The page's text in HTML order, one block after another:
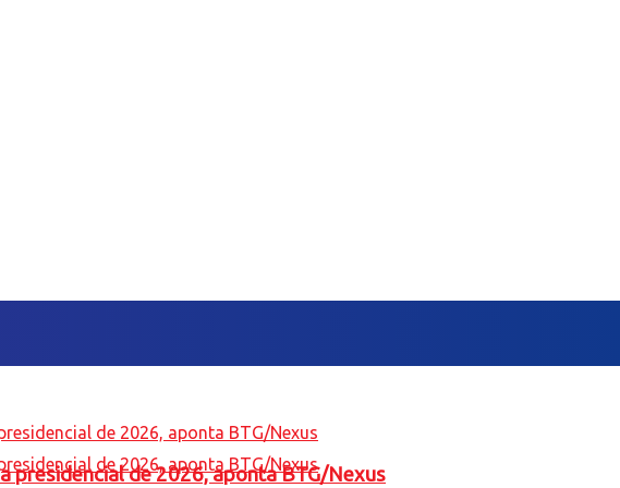
presidencial de 2026, aponta BTG/Nexus